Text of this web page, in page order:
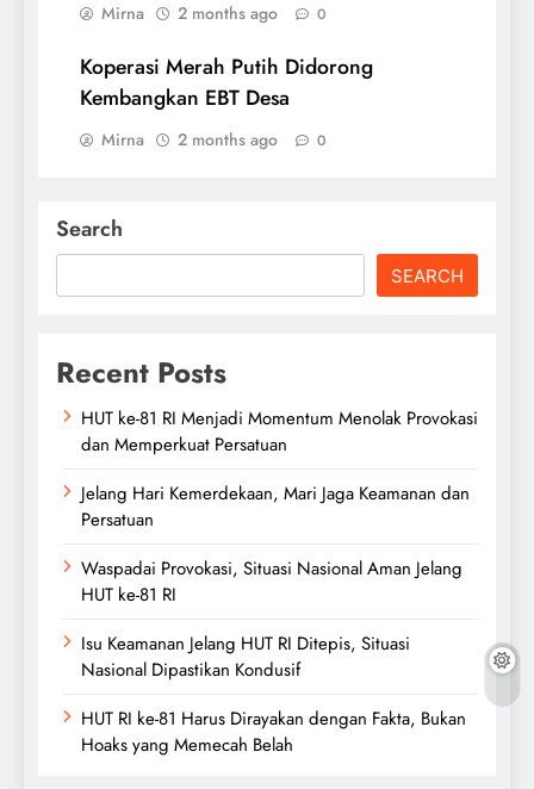
Mirna 2 months ago 0
Koperasi Merah Putih Didorong
Kembangkan EBT Desa
Mirna 2 months ago 0
Search
SEARCH
Recent Posts
HUT ke-81 RI Menjadi Momentum Menolak Provokasi
dan Memperkuat Persatuan
Jelang Hari Kemerdekaan, Mari Jaga Keamanan dan
Persatuan
Waspadai Provokasi, Situasi Nasional Aman Jelang
HUT ke-81 RI
Isu Keamanan Jelang HUT RI Ditepis, Situasi
Nasional Dipastikan Kondusif
HUT RI ke-81 Harus Dirayakan dengan Fakta, Bukan
Hoaks yang Memecah Belah